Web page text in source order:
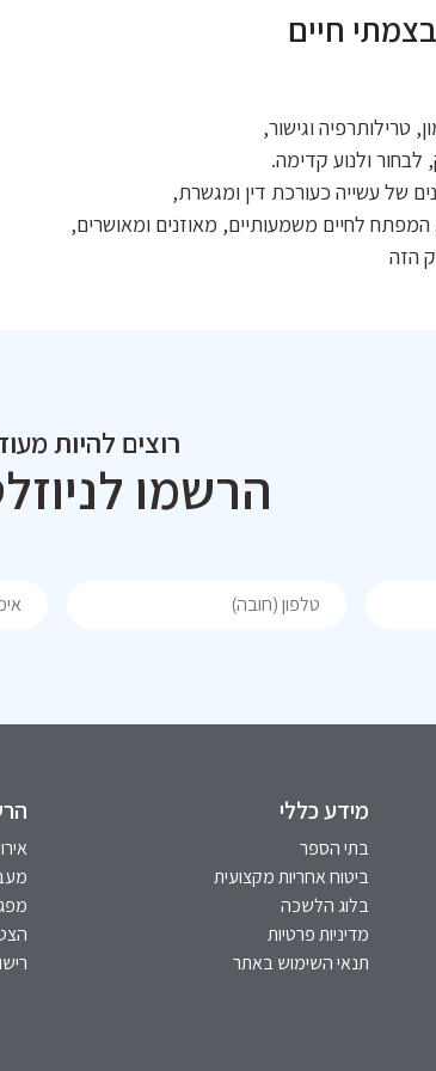
חיים
טרילותרפיה וגישור,
לבחור ולנוע קדימה.
של עשייה כעורכת דין ומגשרת,
לחיים משמעותיים, מאוזנים ומאושרים,
הזה
רוצים להיות
הרשמו
מידע כללי
בתי הספר
ביטוח אחריות מקצועית
בלוג הלשכה
מדיניות פרטיות
תנאי השימוש באתר